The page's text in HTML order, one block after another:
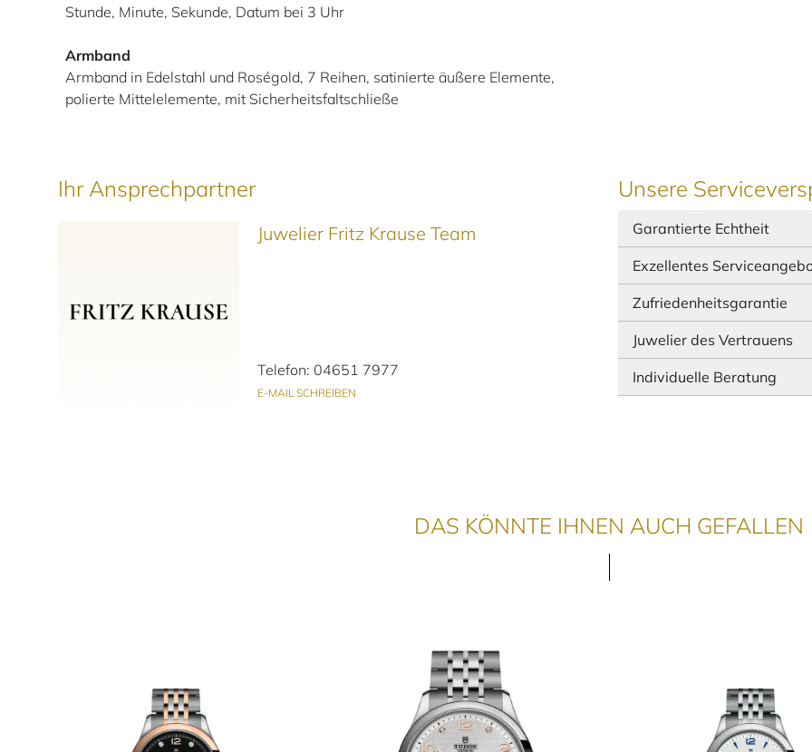
Stunde, Minute, Sekunde, Datum bei 3 Uhr
Armband
Armband in Edelstahl und Roségold, 7 Reihen, satinierte äußere Elemente,
polierte Mittelelemente, mit Sicherheitsfaltschließe
Ihr Ansprechpartner
Juwelier Fritz Krause Team
Telefon: 04651 7977
E-MAIL SCHREIBEN
Unsere
Garantierte Echtheit
Exzellentes
Zufriedenheitsgarantie
Juwelier des Vertrauens
Individuelle Beratung
DAS KÖNNTE IHNEN AUCH GEFALLEN